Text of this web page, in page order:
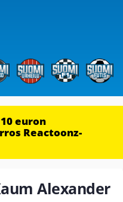
euron
Reactoonz-
Alexander